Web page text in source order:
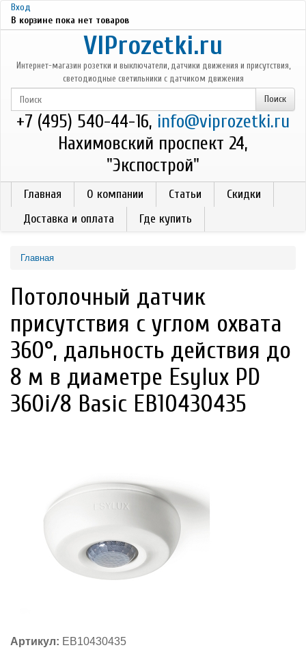
Перейти к основному содержанию
Вход
В корзине пока нет товаров
VIProzetki.ru
Интернет-магазин розетки и выключатели, датчики движения и присутствия,
светодиодные светильники с датчиком движения
+7 (495) 540-44-16, info@viprozetki.ru
Нахимовский проспект 24,
"Экспострой"
Главная О компании Статьи
Скидки
Доставка и оплата
Где купить
Главная
Потолочный датчик
присутствия с углом охвата
360°, дальность действия до
8 м в диаметре Esylux PD
360i/8 Basic EB10430435
Артикул: EB10430435